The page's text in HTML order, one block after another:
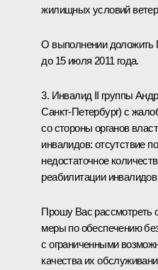
жилищных условий
О выполнении доложить
до 15 июля 2011 года.
3. Инвалид II группы
Санкт-Петербург) с
со стороны органов
инвалидов: отсутствие
недостаточное
реабилитации
Прошу Вас рассмотреть
меры по обеспечению
с ограниченными
качества их